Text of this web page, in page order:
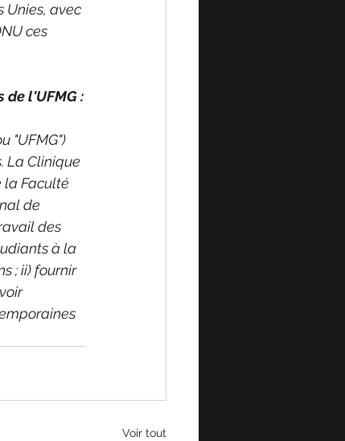
Unies, avec
ces
de l'UFMG :
"UFMG")
La Clinique
la Faculté
de
des
à la
; ii) fournir
Voir tout